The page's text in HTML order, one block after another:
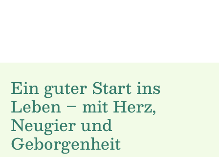
Ein guter Start ins
Leben – mit Herz,
Neugier und
Geborgenheit